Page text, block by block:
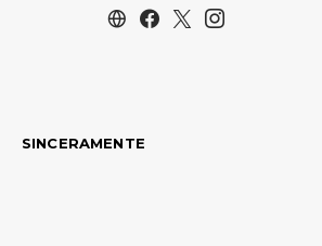
SINCERAMENTE